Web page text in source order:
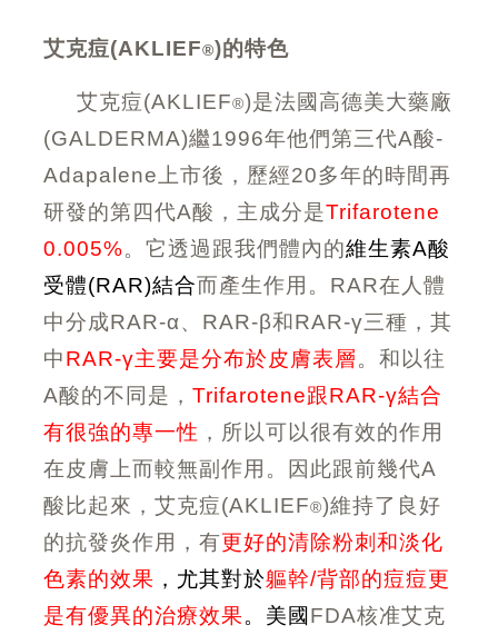
艾克痘(AKLIEF®)的特色
艾克痘(AKLIEF®)是法國高德美大藥廠
(GALDERMA)繼1996年他們第三代A酸-
Adapalene上市後，歷經20多年的時間再
研發的第四代A酸，主成分是Trifarotene
0.005%。它透過跟我們體內的維生素A酸
受體(RAR)結合而產生作用。RAR在人體
中分成RAR-α、RAR-β和RAR-γ三種，其
中RAR-γ主要是分布於皮膚表層。和以往
A酸的不同是， Trifarotene跟RAR-γ結合
有很強的專一性 ，所以可以很有效的作用
在皮膚上而較無副作用。因此跟前幾代A
酸比起來，艾克痘(AKLIEF®)維持了良好
的抗發炎作用，有更好的清除粉刺和淡化
色素的效果 ，尤其對於軀幹/背部的痘痘更
是有優異的治療效果。美國FDA核准艾克